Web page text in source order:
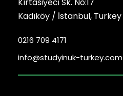
Kadıköy / İstanbul, Turkey
0216 709 4171
info@studyinuk-turkey.com